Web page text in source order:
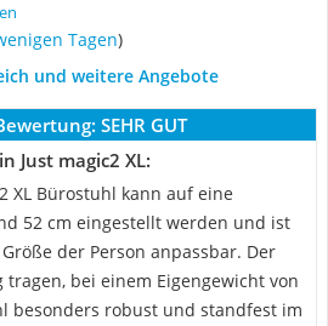
Tagen)
und weitere Angebote
SEHR GUT
Just magic2 XL:
XL Bürostuhl kann auf eine
52 cm eingestellt werden und ist
der Person anpassbar. Der
tragen, bei einem Eigengewicht von
besonders robust und standfest im